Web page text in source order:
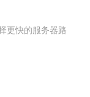
更快的服务器路